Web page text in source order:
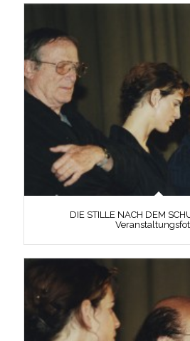
DIE STILLE NACH DEM